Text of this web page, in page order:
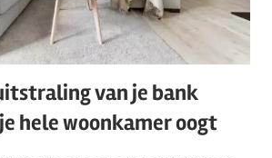
van je bank
hele woonkamer oogt